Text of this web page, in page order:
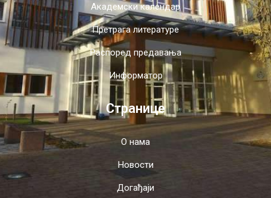
Академски календар
Претрага литературе
Распоред предавања
Информатор
Странице
О нама
Новости
Догађаји